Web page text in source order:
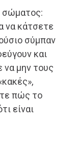
σώματος:
να κάτσετε
σύμπαν
και
μην τους
πώς το
είναι